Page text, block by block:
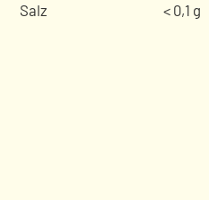
Salz
< 0,1 g